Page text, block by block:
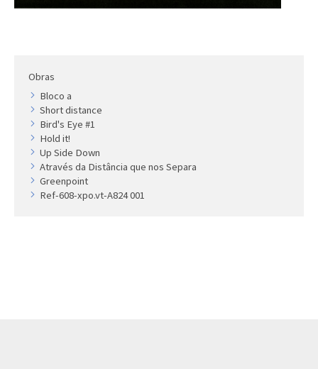
Obras
Bloco a
Short distance
Bird's Eye #1
Hold it!
Up Side Down
Através da Distância que nos Separa
Greenpoint
Ref-608-xpo.vt-A824 001